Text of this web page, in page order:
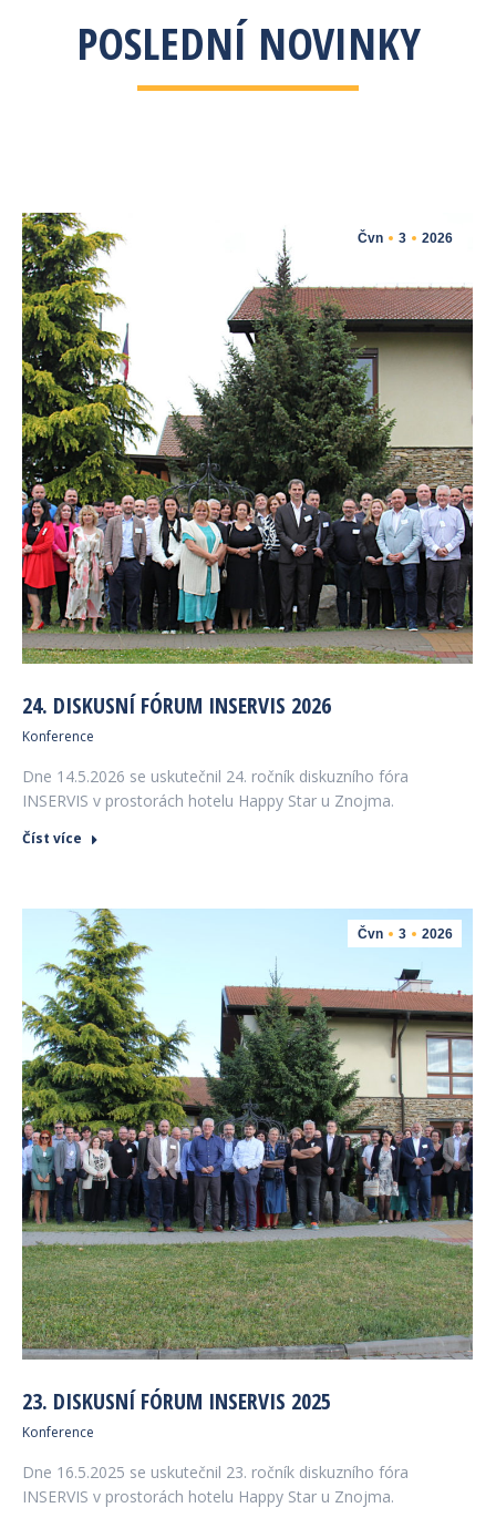
POSLEDNÍ NOVINKY
Čvn 3 2026
24. DISKUSNÍ FÓRUM INSERVIS 2026
Konference
Dne 14.5.2026 se uskutečnil 24. ročník diskuzního fóra
INSERVIS v prostorách hotelu Happy Star u Znojma.
Číst více
Čvn 3 2026
23. DISKUSNÍ FÓRUM INSERVIS 2025
Konference
Dne 16.5.2025 se uskutečnil 23. ročník diskuzního fóra
INSERVIS v prostorách hotelu Happy Star u Znojma.